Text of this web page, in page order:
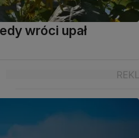
wróci upał